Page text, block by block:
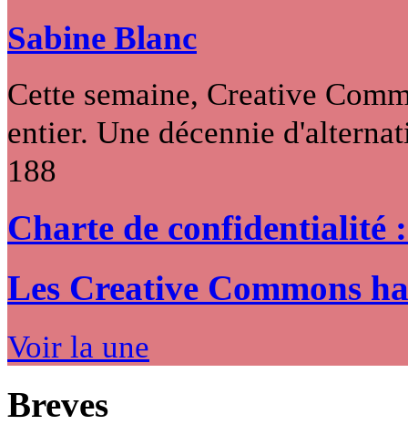
Sabine Blanc
Cette semaine, Creative
entier. Une décennie
188
Charte de confidentialité
Les Creative Commons
Voir la une
Breves